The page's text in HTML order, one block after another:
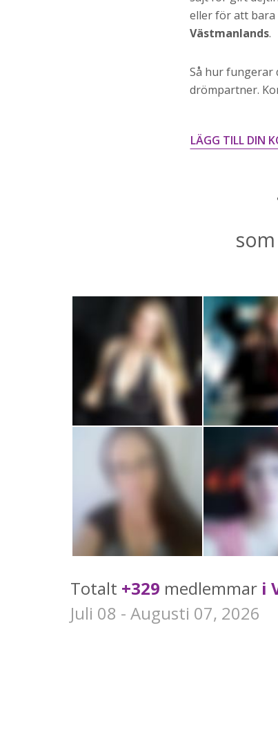
information och reklam via e-post från
operatörer. Jag kan dra tillbaka
eller för att bara
Västmanlands.
Så hur fungerar
drömpartner.
LÄGG TILL DIN
Totalt +329 medlemmar i
Juli 08 - Augusti 07, 2026